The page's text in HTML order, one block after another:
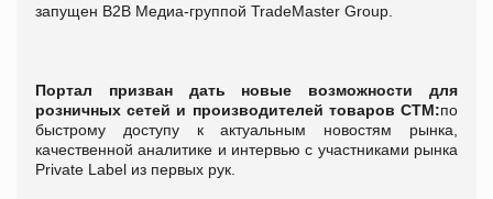
запущен В2В Медиа-группой TradeMaster Group.
Портал призван дать новые возможности для
розничных сетей и производителей товаров СТМ:по
быстрому доступу к актуальным новостям рынка,
качественной аналитике и интервью с участниками рынка
Private Label из первых рук.